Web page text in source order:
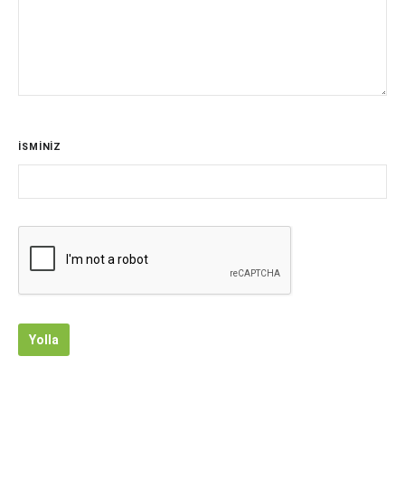
İSMİNİZ
Yolla